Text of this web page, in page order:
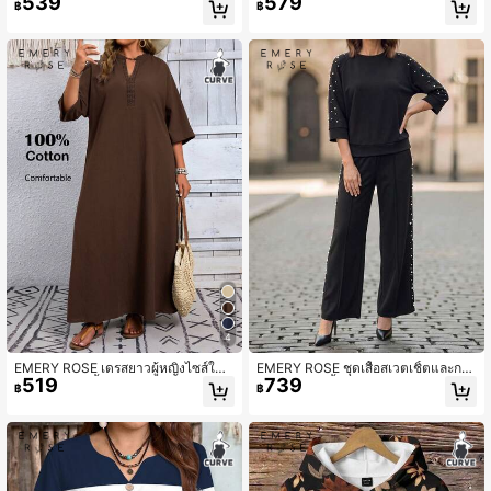
ร้อนและวันหยุด
฿
4
EMERY ROSE เดรสยาวผู้หญิงไซส์ให
ญ่ แขน 3/4 สีพื้น ลำลองสำหรับฤดูร้อน
และวันหยุดพักผ่อน ใส่ได้ถึงฤดูใบไม้ร่ว
฿519
ญิงไซส์ใหญ่ สไตล์ลำลอง ใส่ได้ทุกวัน
฿
EMERY ROSE ชุดเสื้อสเวตเชิ้ตและกาง
เกงลำลอง 2 ชิ้น สำหรับผู้หญิง ตกแต่งด้
วยไข่มุกเทียม คอกลม แขน 3/4
฿739